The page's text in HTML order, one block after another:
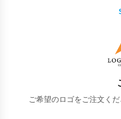
ご希望のロゴをご注文く